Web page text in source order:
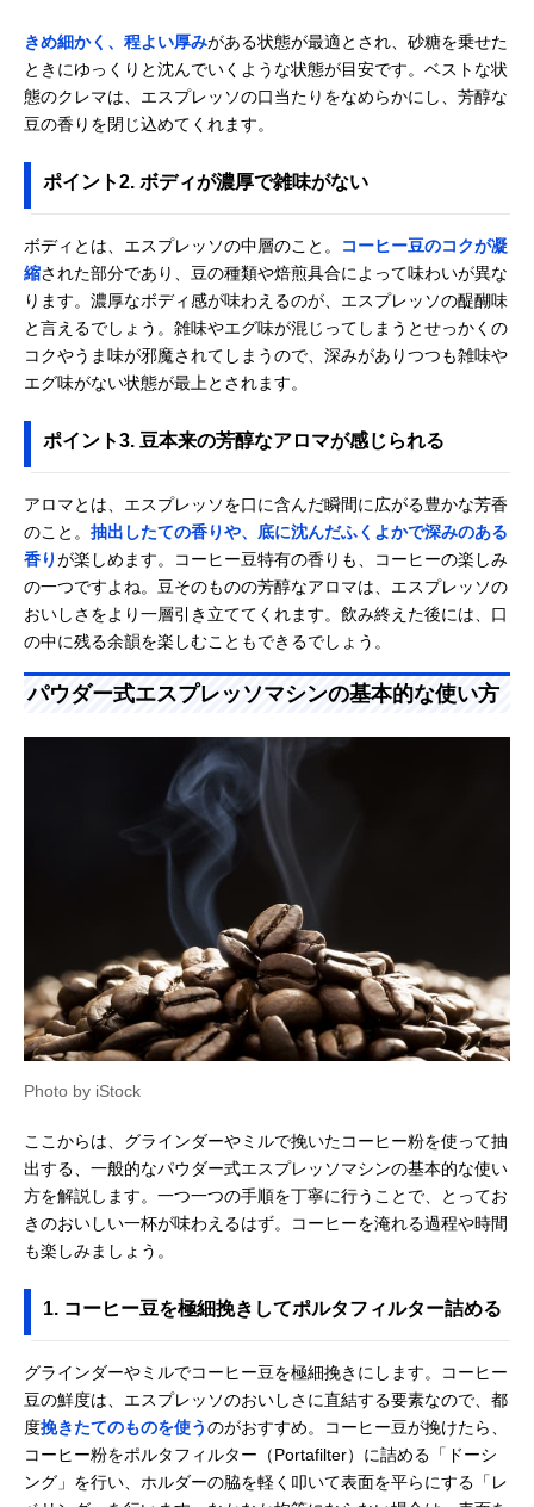
きめ細かく、程よい厚みがある状態が最適とされ、砂糖を乗せた
ときにゆっくりと沈んでいくような状態が目安です。ベストな状
態のクレマは、エスプレッソの口当たりをなめらかにし、芳醇な
豆の香りを閉じ込めてくれます。
ポイント2. ボディが濃厚で雑味がない
ボディとは、エスプレッソの中層のこと。
コーヒー豆のコクが凝
縮された部分であり、豆の種類や焙煎具合によって味わいが異な
ります。濃厚なボディ感が味わえるのが、エスプレッソの醍醐味
と言えるでしょう。雑味やエグ味が混じってしまうとせっかくの
コクやうま味が邪魔されてしまうので、深みがありつつも雑味や
エグ味がない状態が最上とされます。
ポイント3. 豆本来の芳醇なアロマが感じられる
アロマとは、エスプレッソを口に含んだ瞬間に広がる豊かな芳香
のこと。 抽出したての香りや、底に沈んだふくよかで深みのある
香りが楽しめます。コーヒー豆特有の香りも、コーヒーの楽しみ
の一つですよね。豆そのものの芳醇なアロマは、エスプレッソの
おいしさをより一層引き立ててくれます。飲み終えた後には、口
の中に残る余韻を楽しむこともできるでしょう。
パウダー式エスプレッソマシンの基本的な使い方
Photo by iStock
ここからは、グラインダーやミルで挽いたコーヒー粉を使って抽
出する、一般的なパウダー式エスプレッソマシンの基本的な使い
方を解説します。一つ一つの手順を丁寧に行うことで、とってお
きのおいしい一杯が味わえるはず。コーヒーを淹れる過程や時間
も楽しみましょう。
1. コーヒー豆を極細挽きしてポルタフィルター詰める
グラインダーやミルでコーヒー豆を極細挽きにします。コーヒー
豆の鮮度は、エスプレッソのおいしさに直結する要素なので、都
度挽きたてのものを使うのがおすすめ。コーヒー豆が挽けたら、
コーヒー粉をポルタフィルター（Portafilter）に詰める「ドーシ
ング」を行い、ホルダーの脇を軽く叩いて表面を平らにする「レ